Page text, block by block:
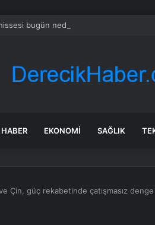
bugün neden yükselişte?
HABER EKONOMI SAĞLIK
Çin, güç rekabetinde çatışmasız denge